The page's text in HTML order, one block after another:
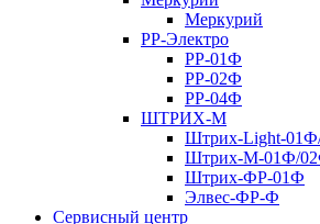
Меркурий
РР-Электро
РР-01Ф
РР-02Ф
РР-04Ф
ШТРИХ-М
Штрих-Light-
Штрих-М-01Ф/
Штрих-ФР-01Ф
Элвес-ФР-Ф
Сервисный центр